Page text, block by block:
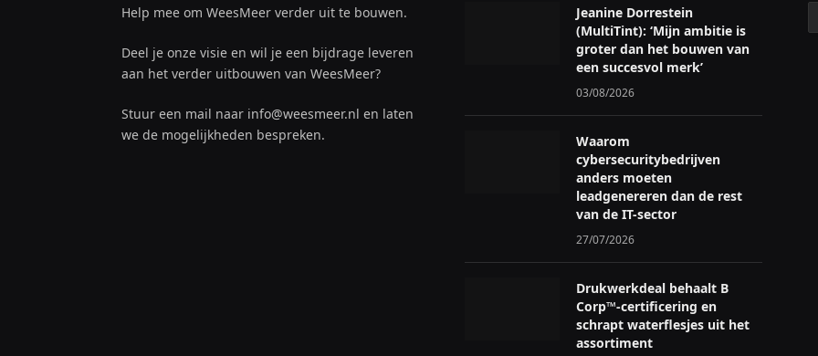
Help mee om WeesMeer verder uit te bouwen.
Deel je onze visie en wil je een bijdrage leveren
aan het verder uitbouwen van WeesMeer?
Stuur een mail naar info@weesmeer.nl en laten
we de mogelijkheden bespreken.
Jeanine Dorrestein
(MultiTint): ‘Mijn ambitie is
groter dan het bouwen van
een succesvol merk’
03/08/2026
Waarom
cybersecuritybedrijven
anders moeten
leadgenereren dan de rest
van de IT-sector
27/07/2026
Drukwerkdeal behaalt B
Corp™-certificering en
schrapt waterflesjes uit het
assortiment